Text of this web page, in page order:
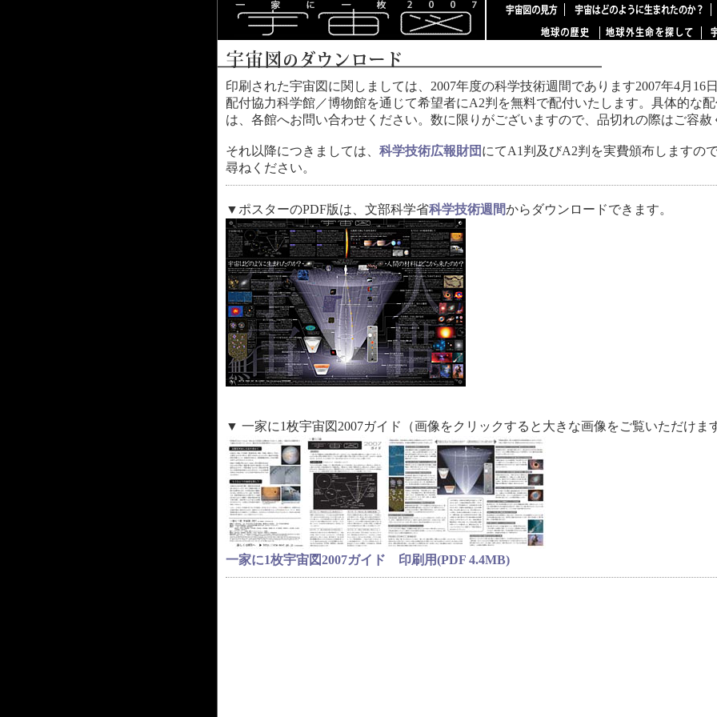
印刷された宇宙図に関しましては、2007年度の科学技術週間であります2007年4月16
配付協力科学館／博物館を通じて希望者にA2判を無料で配付いたします。具体的な
は、各館へお問い合わせください。数に限りがございますので、品切れの際はご容赦
それ以降につきましては、 科学技術広報財団 にてA1判及びA2判を実費頒布しますの
尋ねください。
▼ポスターのPDF版は、文部科学省科学技術週間からダウンロードできます。
▼ 一家に1枚宇宙図2007ガイド（画像をクリックすると大きな画像をご覧いただけま
一家に1枚宇宙図2007ガイド 印刷用(PDF 4.4MB)